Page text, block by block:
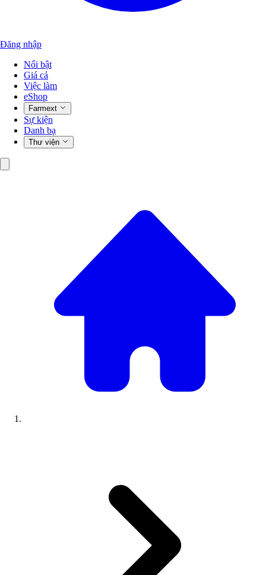
Đăng nhập
Nổi bật
Giá cả
Việc làm
eShop
Farmext
Sự kiện
Danh bạ
Thư viện